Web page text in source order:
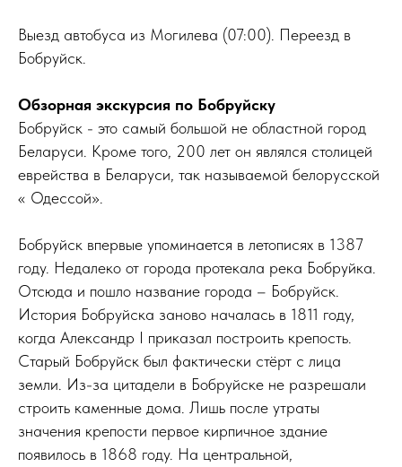
Выезд автобуса из Могилева (07:00). Переезд в
Бобруйск.
Обзорная экскурсия по Бобруйску
Бобруйск - это самый большой не областной город
Беларуси. Кроме того, 200 лет он являлся столицей
еврейства в Беларуси, так называемой белорусской
« Одессой».
Бобруйск впервые упоминается в летописях в 1387
году. Недалеко от города протекала река Бобруйка.
Отсюда и пошло название города – Бобруйск.
История Бобруйска заново началась в 1811 году,
когда Александр I приказал построить крепость.
Старый Бобруйск был фактически стёрт с лица
земли. Из-за цитадели в Бобруйске не разрешали
строить каменные дома. Лишь после утраты
значения крепости первое кирпичное здание
появилось в 1868 году. На центральной,